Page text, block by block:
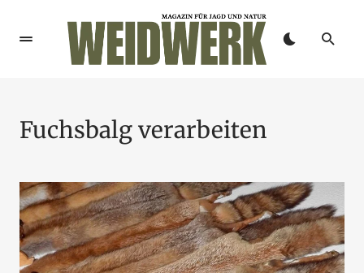
Fuchsbalg verarbeiten